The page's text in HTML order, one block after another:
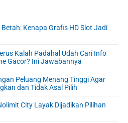
Kenapa Grafis HD Slot Jadi
Kalah Padahal Udah Cari Info
Gacor? Ini Jawabannya
Peluang Menang Tinggi Agar
dan Tidak Asal Pilih
City Layak Dijadikan Pilihan